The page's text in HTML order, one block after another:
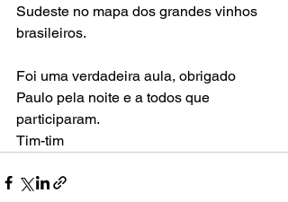
Sudeste no mapa dos grandes vinhos
brasileiros.
Foi uma verdadeira aula, obrigado
Paulo pela noite e a todos que
participaram.
Tim-tim